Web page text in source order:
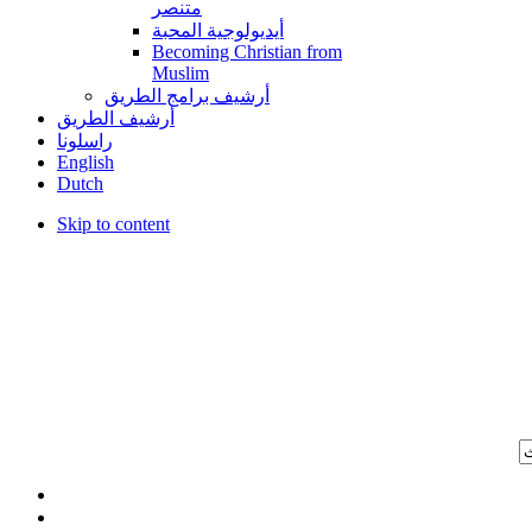
متنصر
أيديولوجية المحبة
Becoming Christian from
Muslim
أرشيف برامج الطريق
أرشيف الطريق
راسلونا
English
Dutch
Skip to content